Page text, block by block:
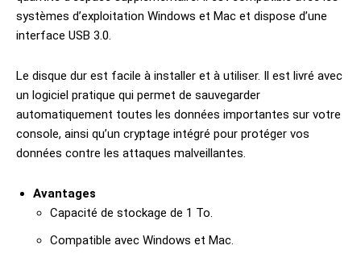
systèmes d’exploitation Windows et Mac et dispose d’une
interface USB 3.0.
Le disque dur est facile à installer et à utiliser. Il est livré avec
un logiciel pratique qui permet de sauvegarder
automatiquement toutes les données importantes sur votre
console, ainsi qu’un cryptage intégré pour protéger vos
données contre les attaques malveillantes.
Avantages
Capacité de stockage de 1 To.
Compatible avec Windows et Mac.